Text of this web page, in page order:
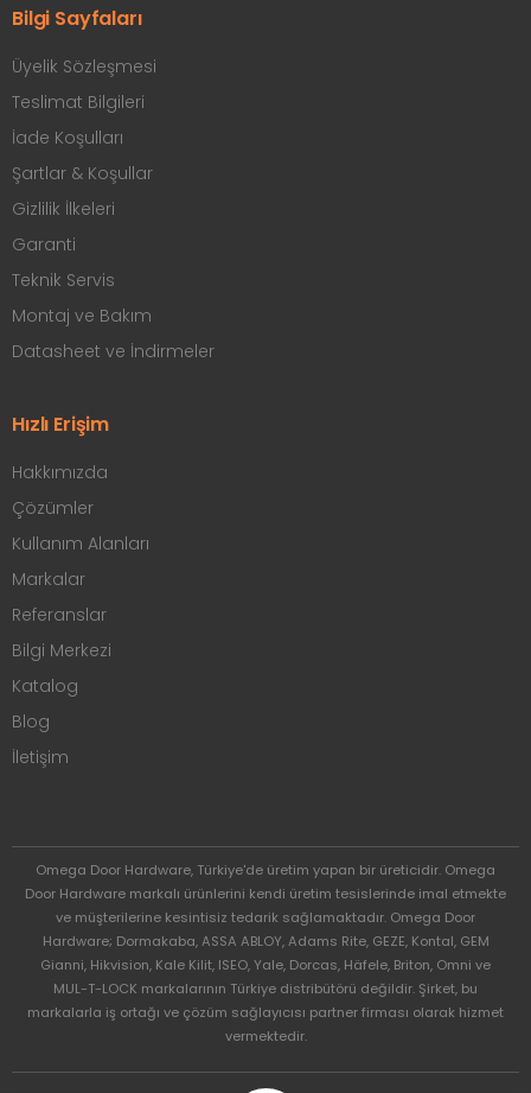
Bilgi Sayfaları
Üyelik Sözleşmesi
Teslimat Bilgileri
İade Koşulları
Şartlar & Koşullar
Gizlilik İlkeleri
Garanti
Teknik Servis
Montaj ve Bakım
Datasheet ve İndirmeler
Hızlı Erişim
Hakkımızda
Çözümler
Kullanım Alanları
Markalar
Referanslar
Bilgi Merkezi
Katalog
Blog
İletişim
Omega Door Hardware, Türkiye'de üretim yapan bir üreticidir. Omega
Door Hardware markalı ürünlerini kendi üretim tesislerinde imal etmekte
ve müşterilerine kesintisiz tedarik sağlamaktadır. Omega Door
Hardware; Dormakaba, ASSA ABLOY, Adams Rite, GEZE, Kontal, GEM
Gianni, Hikvision, Kale Kilit, ISEO, Yale, Dorcas, Häfele, Briton, Omni ve
MUL-T-LOCK markalarının Türkiye distribütörü değildir. Şirket, bu
markalarla iş ortağı ve çözüm sağlayıcısı partner firması olarak hizmet
vermektedir.